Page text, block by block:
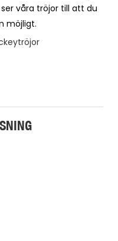
våra tröjor till att du
möjligt.